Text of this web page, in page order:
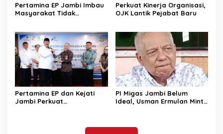
Pertamina EP Jambi Imbau
Masyarakat Tidak
Keselamatan Bersama
Perkuat Kinerja Organisasi,
OJK Lantik Pejabat Baru
Pertamina EP dan Kejati
Jambi Perkuat
PI Migas Jambi Belum
Ideal, Usman Ermulan Minta